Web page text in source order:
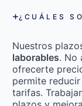
¿CUÁLES
Nuestros
laborables. No
ofrecerte
permite
tarifas.